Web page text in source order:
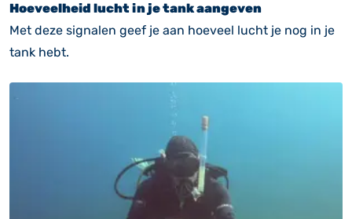
Hoeveelheid lucht in je tank aangeven
Met deze signalen geef je aan hoeveel lucht je nog in je
tank hebt.